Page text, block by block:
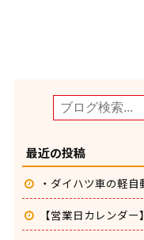
最近の投稿
・ダイハツ車の軽自
【営業日カレンダ